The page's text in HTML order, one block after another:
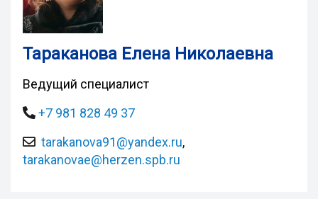
Тараканова Елена Николаевна
Ведущий специалист
+7 981 828 49 37
tarakanova91@yandex.ru,
tarakanovae@herzen.spb.ru